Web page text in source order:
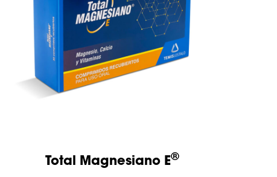
Total Magnesiano E®